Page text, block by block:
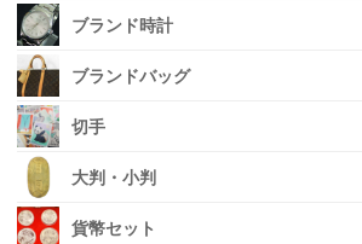
ブランド時計
ブランドバッグ
切手
大判・小判
貨幣セット